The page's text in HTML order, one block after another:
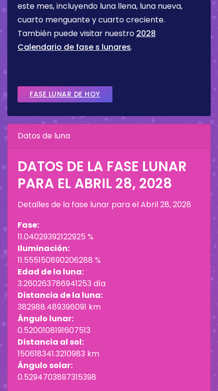
este mes, incluyendo luna llena, luna nueva,
cuarto menguante y cuarto creciente.
También puede visitar nuestro 2028
Calendario de fase s lunares.
FASE LUNAR DE HOY
Datos de luna
DATOS DE LA FASE LUNAR
PARA EL ABRIL 28, 2028
Detalles de la fase lunar para elAbril 28, 2028
Fase:
11.04029392122925 %
Iluminación:
11.555150890206288 %
Edad de la luna:
3.260263786941253 día
Distancia de la luna:
382988.489396091 km
Ángulo lunar:
0.5200108191607513
Distancia al sol:
150618341.3210983 km
Ángulo solar:
0.5294703897315398